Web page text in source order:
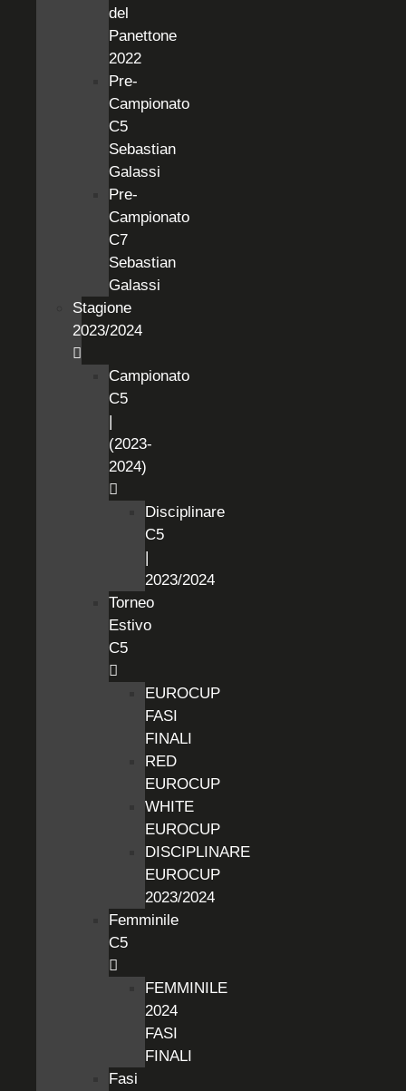
del
Panettone
2022
Pre-
Campionato
C5
Sebastian
Galassi
Pre-
Campionato
C7
Sebastian
Galassi
Stagione
2023/2024
Campionato
C5
|
(2023-
2024)
Disciplinare
C5
|
2023/2024
Torneo
Estivo
C5
EUROCUP
FASI
FINALI
RED
EUROCUP
WHITE
EUROCUP
DISCIPLINARE
EUROCUP
2023/2024
Femminile
C5
FEMMINILE
2024
FASI
FINALI
Fasi